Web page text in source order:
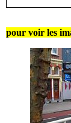
pour voir les